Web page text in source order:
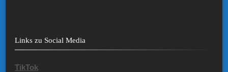
Links zu Social Media
TikTok